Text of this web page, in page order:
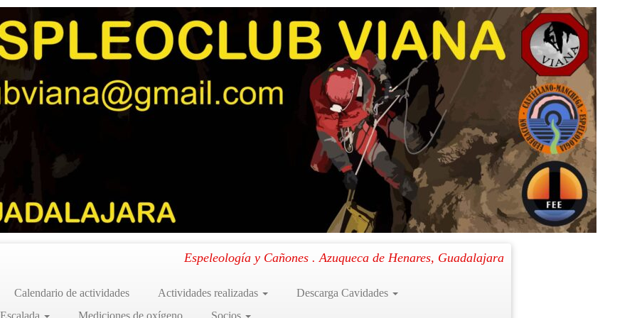
Espeleología y Cañones . Azuqueca de Henares, Guadalajara
Calendario de actividades Actividades realizadas
Descarga Cavidades
Mediciones de oxígeno Socios
en Tibia – Fresca
Siguiente →